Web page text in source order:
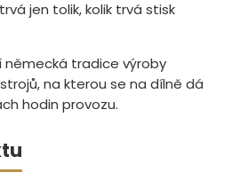
jen tolik, kolik trvá stisk
německá tradice výroby
na kterou se na dílně dá
hodin provozu.